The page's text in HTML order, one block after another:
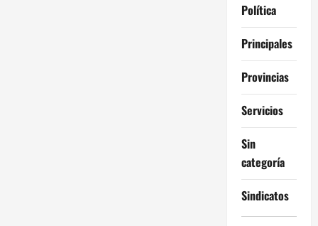
Política
Principales
Provincias
Servicios
Sin
categoría
Sindicatos